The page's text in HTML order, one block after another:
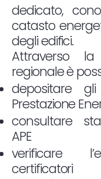
dedicato,
catasto
degli edifici.
Attraverso
regionale è
depositare
Prestazione
consultare
APE
verificare
certificatori